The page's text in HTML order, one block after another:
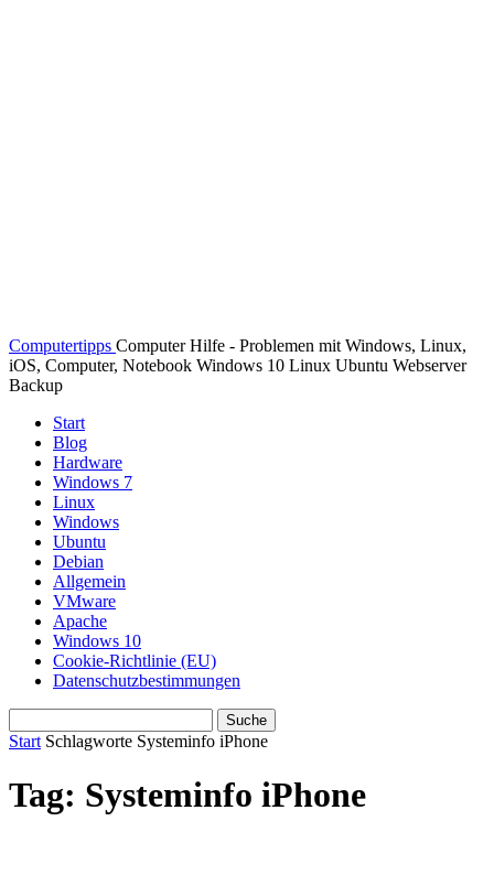
Computertipps Computer Hilfe - Problemen mit Windows, Linux,
iOS, Computer, Notebook Windows 10 Linux Ubuntu Webserver
Backup
Start
Blog
Hardware
Windows 7
Linux
Windows
Ubuntu
Debian
Allgemein
VMware
Apache
Windows 10
Cookie-Richtlinie (EU)
Datenschutzbestimmungen
Start Schlagworte Systeminfo iPhone
Tag: Systeminfo iPhone